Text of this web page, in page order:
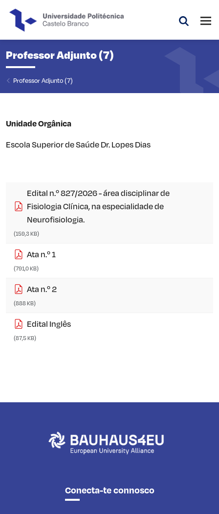
Professor Adjunto (7)
Professor Adjunto (7)
Unidade Orgânica
Escola Superior de Saúde Dr. Lopes Dias
Edital n.º 827/2026 - área disciplinar de
Fisiologia Clínica, na especialidade de
Neurofisiologia.
(159,3 KB)
Ata n.º 1
(791,0 KB)
Ata n.º 2
(888 KB)
Edital Inglês
(87,5 KB)
Conecta-te connosco